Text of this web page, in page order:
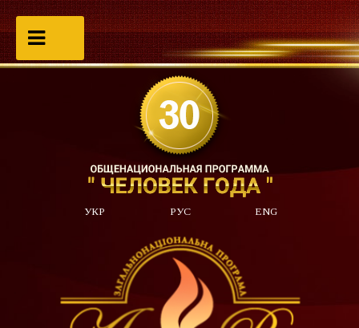
УКР РУС ENG